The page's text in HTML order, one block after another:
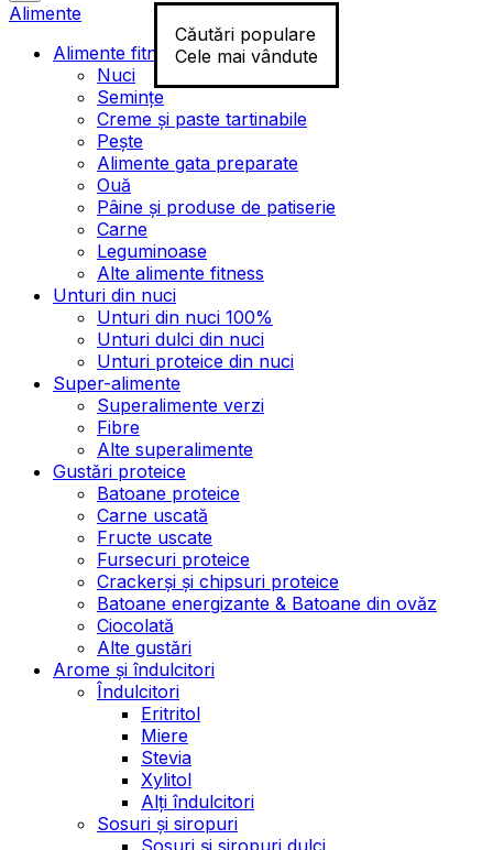
Căutări populare
Cele mai vândute
Alimente
Alimente fitness
Nuci
Semințe
Creme și paste tartinabile
Pește
Alimente gata preparate
Ouă
Pâine și produse de patiserie
Carne
Leguminoase
Alte alimente fitness
Unturi din nuci
Unturi din nuci 100%
Unturi dulci din nuci
Unturi proteice din nuci
Super-alimente
Superalimente verzi
Fibre
Alte superalimente
Gustări proteice
Batoane proteice
Carne uscată
Fructe uscate
Fursecuri proteice
Crackerși și chipsuri proteice
Batoane energizante & Batoane din ovăz
Ciocolată
Alte gustări
Arome și îndulcitori
Îndulcitori
Eritritol
Miere
Stevia
Xylitol
Alți îndulcitori
Sosuri și siropuri
Sosuri și siropuri dulci